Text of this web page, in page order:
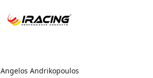
Angelos Andrikopoulos